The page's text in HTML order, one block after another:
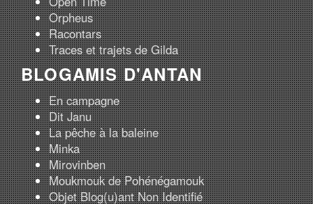
Orpheus
Racontars
Traces et trajets de Gilda
BLOGAMIS D'ANTAN
En campagne
Dit Janu
La pêche à la baleine
Minka
Mirovinben
Moukmouk de Pohénégamouk
Objet Blog(u)ant Non Identifié